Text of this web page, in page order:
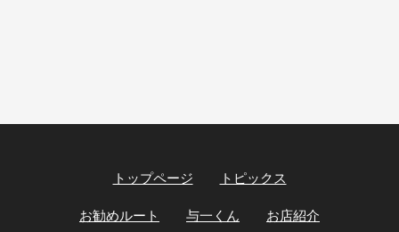
トップページ トピックス
お勧めルート 与一くん お店紹介